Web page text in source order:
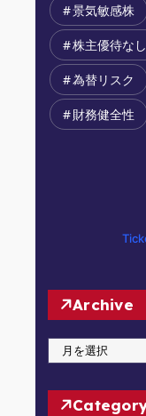
景気敏感株
株主優待なし
為替リスク
財務健全性
Archive
r
c